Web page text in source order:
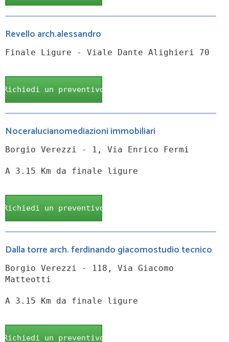
Revello arch.alessandro
Finale Ligure - Viale Dante Alighieri 70
Richiedi un preventivo
Noceralucianomediazioni immobiliari
Borgio Verezzi - 1, Via Enrico Fermi
A 3.15 Km da finale ligure
Richiedi un preventivo
Dalla torre arch. ferdinando giacomostudio tecnico
Borgio Verezzi - 118, Via Giacomo
Matteotti
A 3.15 Km da finale ligure
Richiedi un preventivo